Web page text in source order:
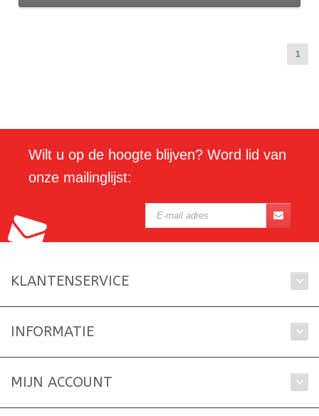
1
Wilt u op de hoogte blijven? Word lid van
onze mailinglijst:
KLANTENSERVICE
INFORMATIE
MIJN ACCOUNT